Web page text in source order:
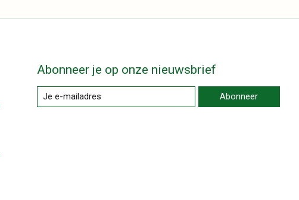
Abonneer je op onze nieuwsbrief
Abonneer